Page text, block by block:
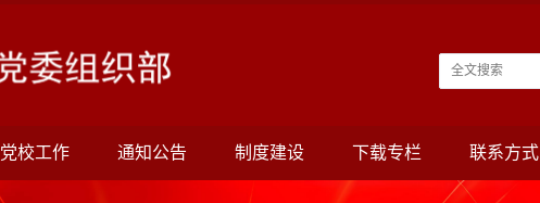
党校工作 通知公告 制度建设 下载专栏 联系方式